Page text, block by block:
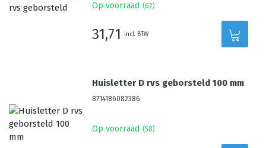
Op voorraad (62)
31,71 incl. BTW
Huisletter D rvs geborsteld 100 mm
8714186082386
Op voorraad (58)